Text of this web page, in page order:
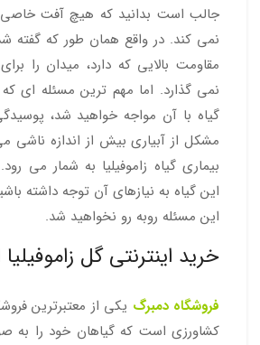
جالب است بدانید که هیچ آفت خاصی
نمی کند. در واقع همان طور که گفته
مقاومت بالایی که دارد، میدان را
نمی گذارد. اما مهم ترین مسئله ای
گیاه با آن مواجه خواهید شد،
مشکل از آبیاری بیش از اندازه
بیماری گیاه زاموفیلیا به شمار می
این گیاه به نیازهای آن توجه داشته
این مسئله روبه رو نخواهید شد.
خرید اینترنتی گل
فروشگاه دمبرگ یکی از معتبرترین
کشاورزی است که گیاهان خود را به